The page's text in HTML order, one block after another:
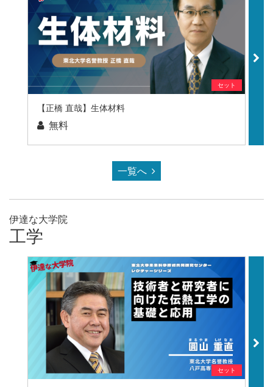
セット
【正橋 直哉】生体材料
無料
一覧へ
伊達な大学院
工学
セット